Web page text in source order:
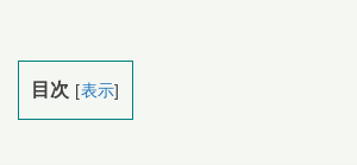
目次 [表示]